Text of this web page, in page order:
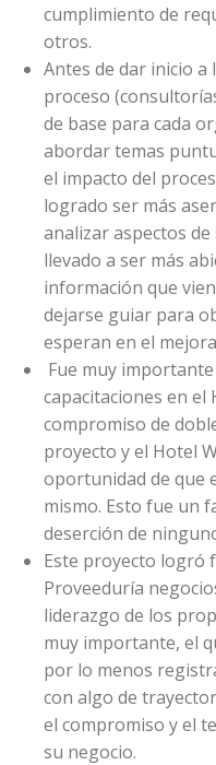
cumplimiento de
otros.
Antes de dar inicio
proceso
de base para cada
abordar temas
el impacto del
logrado ser más
analizar aspectos
llevado a ser más
información que
dejarse guiar para
esperan en el
Fue muy
capacitaciones en
compromiso de
proyecto y el Hotel
oportunidad de que
mismo. Esto fue un
deserción de
Este proyecto logró
Proveeduría
liderazgo de los
muy importante, el
por lo menos
con algo de
el compromiso y el
su negocio.